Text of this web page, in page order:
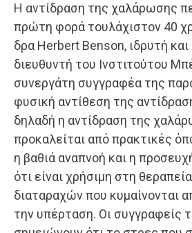
Η αντίδραση της χαλάρωσης
πρώτη φορά τουλάχιστον 40
δρα Herbert Benson, ιδρυτή και
διευθυντή του Ινστιτούτου
συνεργάτη συγγραφέα της
φυσική αντίθεση της
δηλαδή η αντίδραση της
προκαλείται από πρακτικές
η βαθιά αναπνοή και η
ότι είναι χρήσιμη στη
διαταραχών που κυμαίνονται
την υπέρταση. Οι συγγραφείς